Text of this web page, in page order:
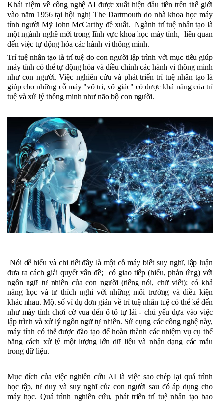
Khái niệm về công nghệ AI được xuất hiện đầu tiên trên thế giới
vào năm 1956 tại hội nghị The Dartmouth do nhà khoa học máy
tính người Mỹ John McCarthy đề xuất.  Ngành trí tuệ nhân tạo là
một ngành nghề mới trong lĩnh vực khoa học máy tính,  liên quan
đến việc tự động hóa các hành vi thông minh.
Trí tuệ nhân tạo là trí tuệ do con người lập trình với mục tiêu giúp
máy tính có thể tự động hóa và điều chỉnh các hành vi thông minh
như con người. Việc nghiên cứu và phát triển trí tuệ nhân tạo là
giúp cho những cỗ máy "vô tri, vô giác" có được khả năng của trí
tuệ và xử lý thông minh như não bộ con người.
-
Nói dễ hiểu và chi tiết đây là một cỗ máy biết suy nghĩ, lập luận
đưa ra cách giải quyết vấn đề;  có giao tiếp (hiểu, phản ứng) với
ngôn ngữ tự nhiên của con người (tiếng nói, chữ viết); có khả
năng học và tự thích nghi với những môi trường và điều kiện
khác nhau. Một số ví dụ đơn giản về trí tuệ nhân tuệ có thể kể đến
như máy tính chơi cờ vua đến ô tô tự lái - chủ yếu dựa vào việc
lập trình và xử lý ngôn ngữ tự nhiên. Sử dụng các công nghệ này,
máy tính có thể được đào tạo để hoàn thành các nhiệm vụ cụ thể
bằng cách xử lý một lượng lớn dữ liệu và nhận dạng các mẫu
trong dữ liệu.
Mục đích của việc nghiên cứu AI là việc sao chép lại quá trình
học tập, tư duy và suy nghĩ của con người sau đó áp dụng cho
máy học. Quá trình nghiên cứu, phát triển trí tuệ nhân tạo bao